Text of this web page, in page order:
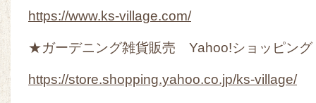
https://www.ks-village.com/
★ガーデニング雑貨販売 Yahoo!ショッピング
https://store.shopping.yahoo.co.jp/ks-village/